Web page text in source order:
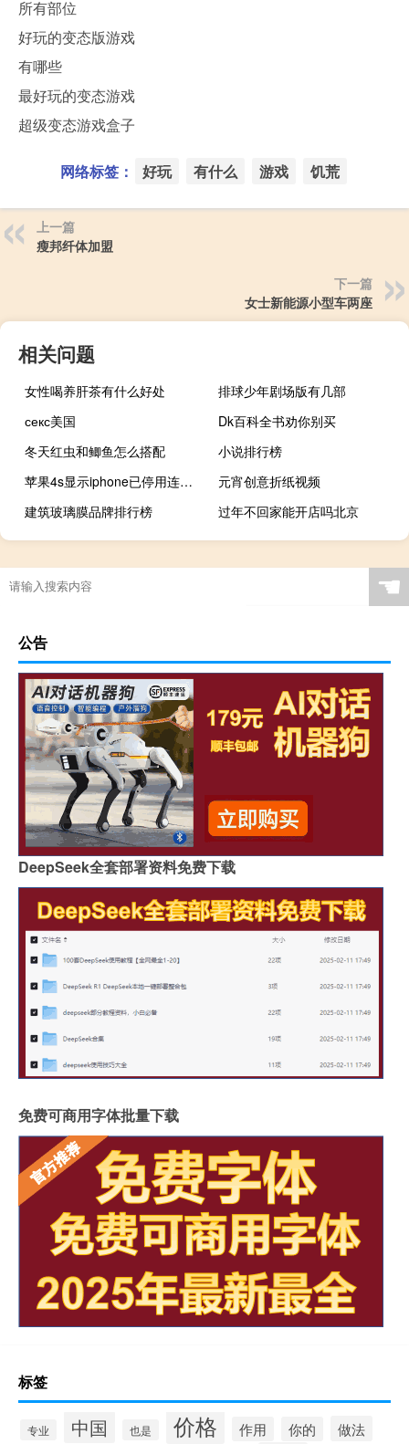
所有部位
好玩的变态版游戏
有哪些
最好玩的变态游戏
超级变态游戏盒子
网络标签： 好玩 有什么 游戏 饥荒
上一篇
瘦邦纤体加盟
下一篇
女士新能源小型车两座
相关问题
女性喝养肝茶有什么好处
排球少年剧场版有几部
секс美国
Dk百科全书劝你别买
冬天红虫和鲫鱼怎么搭配
小说排行榜
苹果4s显示iphone已停用连接itunes怎么办（苹果4siphone已停用连接itunes解决方案）
元宵创意折纸视频
建筑玻璃膜品牌排行榜
过年不回家能开店吗北京
☚
公告
DeepSeek全套部署资料免费下载
免费可商用字体批量下载
标签
专业 中国 也是 价格 作用 你的 做法